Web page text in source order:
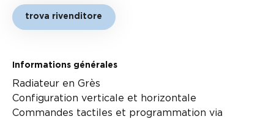
trova rivenditore
Informations générales
Radiateur en Grès
Configuration verticale et horizontale
Commandes tactiles et programmation via